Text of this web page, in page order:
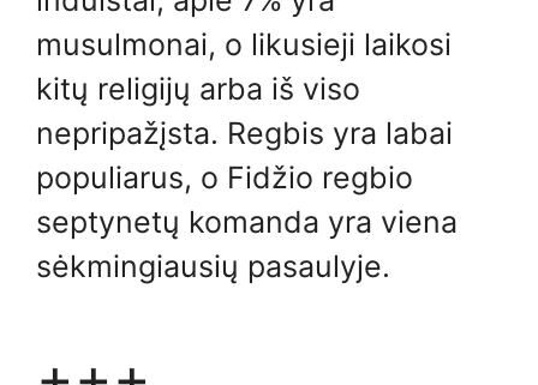
musulmonai, o likusieji laikosi
kitų religijų arba iš viso
nepripažįsta. Regbis yra labai
populiarus, o Fidžio regbio
septynetų komanda yra viena
sėkmingiausių pasaulyje.